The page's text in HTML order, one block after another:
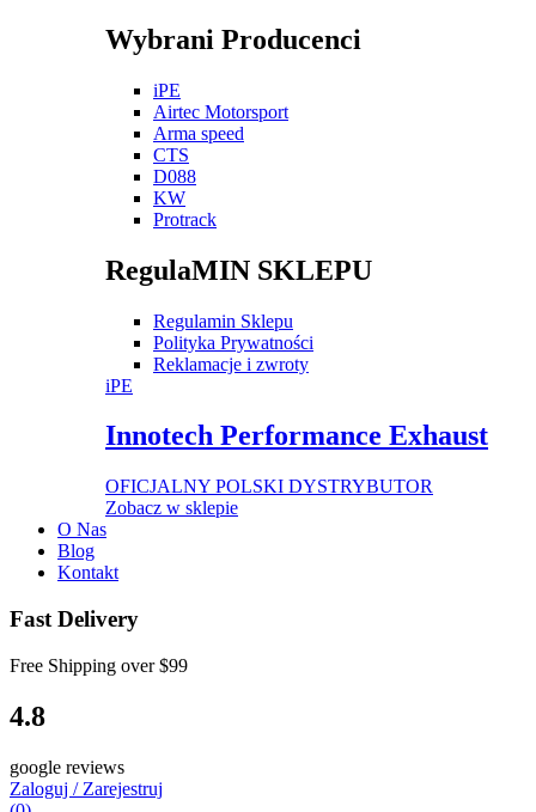
Wybrani Producenci
iPE
Airtec Motorsport
Arma speed
CTS
D088
KW
Protrack
RegulaMIN SKLEPU
Regulamin Sklepu
Polityka Prywatności
Reklamacje i zwroty
iPE
Innotech Performance Exhaust
OFICJALNY POLSKI DYSTRYBUTOR
Zobacz w sklepie
O Nas
Blog
Kontakt
Fast Delivery
Free Shipping over$99
4.8
google reviews
Zaloguj / Zarejestruj